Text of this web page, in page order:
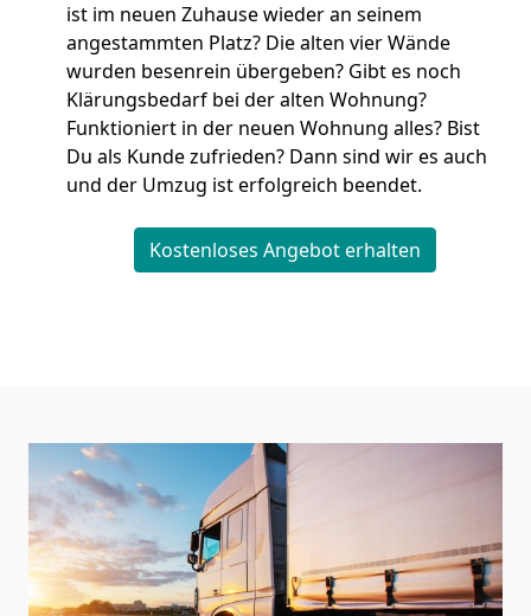
ist im neuen Zuhause wieder an seinem
angestammten Platz? Die alten vier Wände
wurden besenrein übergeben? Gibt es noch
Klärungsbedarf bei der alten Wohnung?
Funktioniert in der neuen Wohnung alles? Bist
Du als Kunde zufrieden? Dann sind wir es auch
und der Umzug ist erfolgreich beendet.
Kostenloses Angebot erhalten